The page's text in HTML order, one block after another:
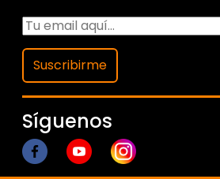
Suscribirme
Síguenos